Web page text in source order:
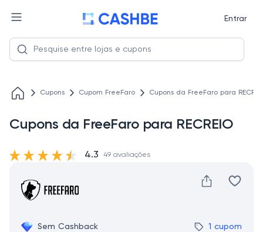
Entrar
Cupons Cupom FreeFaro Cupons da FreeFaro para
Cupons da FreeFaro para RECREIO
Sem Cashback 1 cupom
4.3 49 avaliações